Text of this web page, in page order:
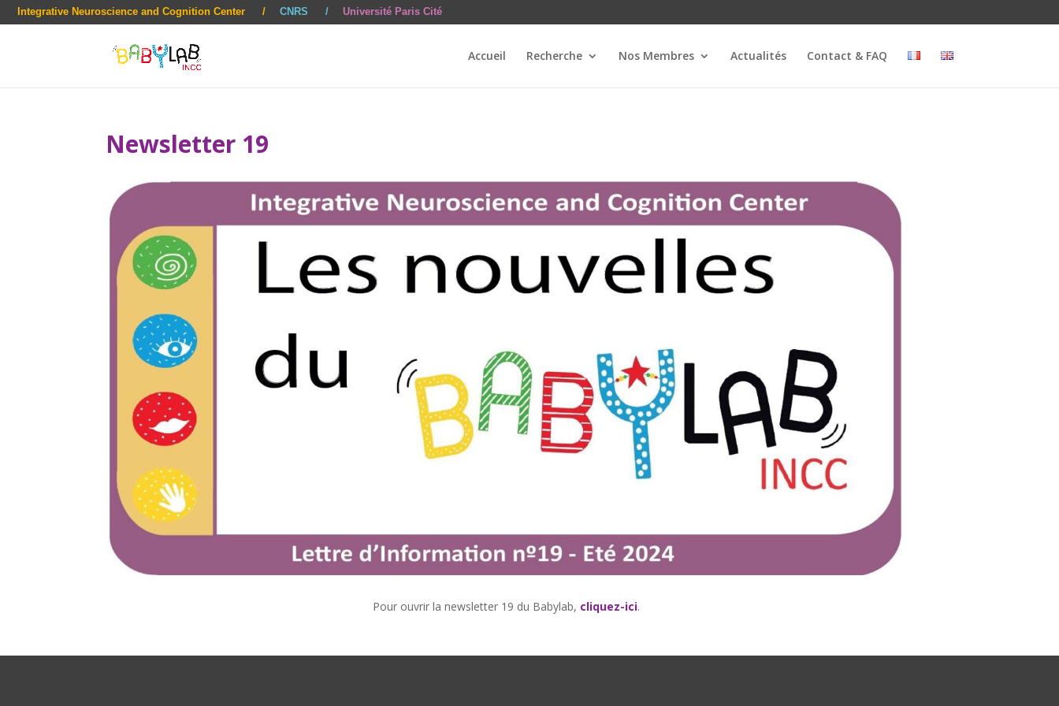
Integrative Neuroscience and Cognition Center CNRS Université Paris Cité
Accueil Recherche Nos Membres Actualités Contact & FAQ
Newsletter 19
Pour ouvrir la newsletter 19 du Babylab, cliquez-ici.